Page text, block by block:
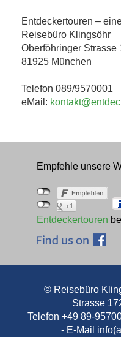
Entdeckertouren –
Reisebüro Klingsöhr
Oberföhringer Strasse
81925 München
Telefon 089/9570001
eMail:
Empfehle unsere
Entdeckertouren
© Reisebüro
Strasse
Telefon +49 89-
- E-Mail